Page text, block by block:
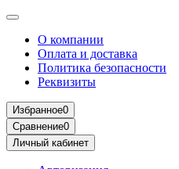
О компании
Оплата и доставка
Политика безопасности
Реквизиты
Избранное0
Сравнение0
Личный кабинет